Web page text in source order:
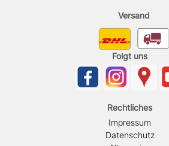
Versand
Folgt uns
Rechtliches
Impressum
Datenschutz